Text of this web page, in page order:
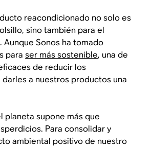
reacondicionado no solo es
sino también para el
Sonos ha tomado
paraser más sostenible, una de
de reducir los
a nuestros productos una
planeta supone más que
Para consolidar y
ambiental positivo de nuestro